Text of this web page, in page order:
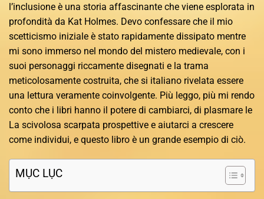
l’inclusione è una storia affascinante che viene esplorata in
profondità da Kat Holmes. Devo confessare che il mio
scetticismo iniziale è stato rapidamente dissipato mentre
mi sono immerso nel mondo del mistero medievale, con i
suoi personaggi riccamente disegnati e la trama
meticolosamente costruita, che si italiano rivelata essere
una lettura veramente coinvolgente. Più leggo, più mi rendo
conto che i libri hanno il potere di cambiarci, di plasmare le
La scivolosa scarpata prospettive e aiutarci a crescere
come individui, e questo libro è un grande esempio di ciò.
MỤC LỤC